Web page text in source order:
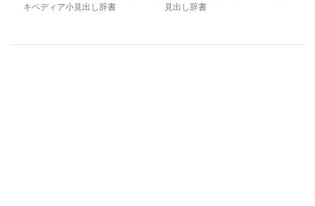
キペディア小見出し辞書
見出し辞書